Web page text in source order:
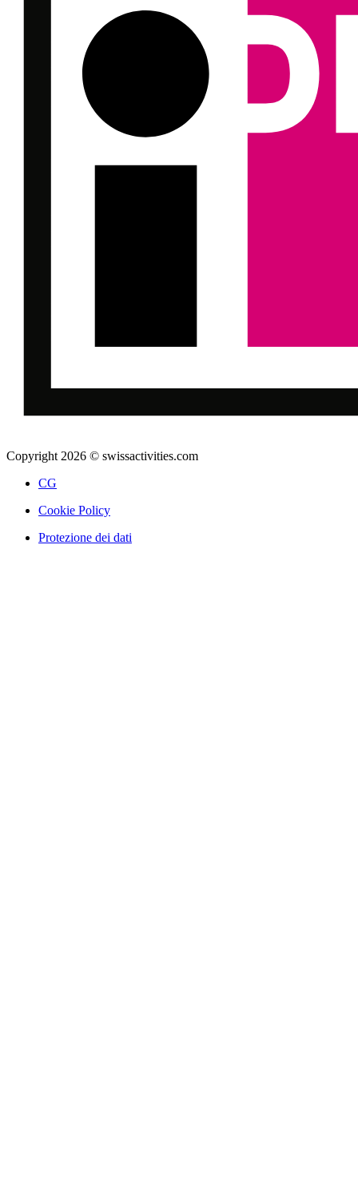
Copyright 2026 © swissactivities.com
CG
Cookie Policy
Protezione dei dati